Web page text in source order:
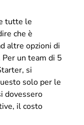
tutte le
che è
altre opzioni di
un team di 5
si
solo per le
dovessero
il costo